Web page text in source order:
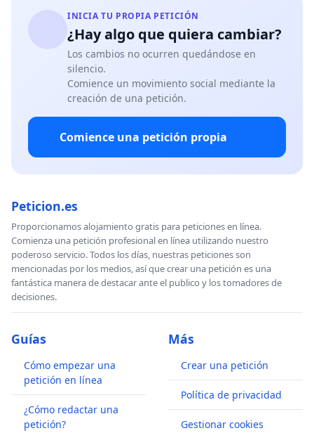
INICIA TU PROPIA PETICIÓN
¿Hay algo que quiera cambiar?
Los cambios no ocurren quedándose en
silencio.
Comience un movimiento social mediante la
creación de una petición.
Comience una petición propia
Peticion.es
Proporcionamos alojamiento gratis para peticiones en línea.
Comienza una petición profesional en línea utilizando nuestro
poderoso servicio. Todos los días, nuestras peticiones son
mencionadas por los medios, así que crear una petición es una
fantástica manera de destacar ante el publico y los tomadores de
decisiones.
Guías
Cómo empezar una
petición en línea
¿Cómo redactar una
petición?
Más
Crear una petición
Política de privacidad
Gestionar cookies